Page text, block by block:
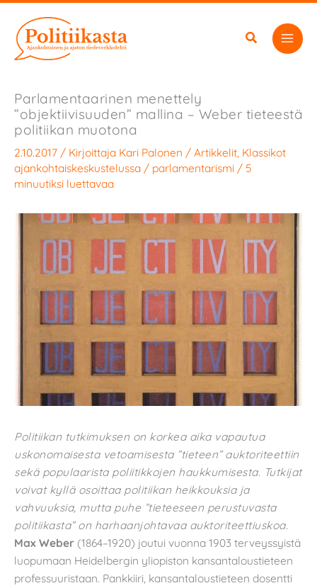
sisältöön
Parlamentaarinen menettely
”objektiivisuuden” mallina – Weber tieteestä
politiikan muotona
2.10.2017 / Kirjoittaja Kari Palonen / Artikkelit Klassikot
ajankohtaiskeskustelussa / parlamentarismi / 5
minuutiksi luettavaa
Politiikan tutkimuksen on korkea aika vapautua
uskonomaisesta vetoamisesta ”tieteen” auktoriteettiin
sekä populaarista poliitikkojen haukkumisesta. Tutkijat
voivat kyllä osoittaa politiikan heikkouksia ja
vahvuuksia, mutta puhe ”tieteeseen perustuvasta
politiikasta” on harhaanjohtavaa auktoriteettiuskoa.
Max Weber (1864–1920) joutui vuonna 1903 terveyssyistä
luopumaan Heidelbergin yliopiston kansantaloustieteen
professuuristaan. Pankkiiri, kansantaloustieteen dosentti